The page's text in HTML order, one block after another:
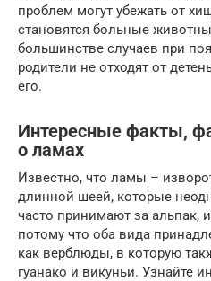
проблем могут убежать от
становятся больные
большинстве случаев при
родители не отходят от
его.
Интересные факты,
о ламах
Известно, что ламы –
длинной шеей, которые
часто принимают за альпак,
потому что оба вида
как верблюды, в которую
гуанако и викуньи. Узнайте